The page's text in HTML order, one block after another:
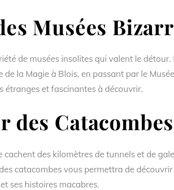
Musées
de musées insolites qui valent le détour.
de la Magie à Blois, en passant par le
étranges et fascinantes à découvrir.
des Catacombes
cachent des kilomètres de tunnels et de
catacombes vous permettra de
ses histoires macabres.